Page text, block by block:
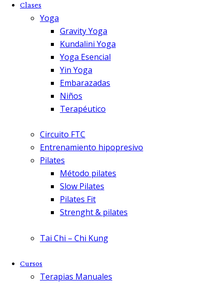
Clases
Yoga
Gravity Yoga
Kundalini Yoga
Yoga Esencial
Yin Yoga
Embarazadas
Niños
Terapéutico
Circuito FTC
Entrenamiento hipopresivo
Pilates
Método pilates
Slow Pilates
Pilates Fit
Strenght & pilates
Tai Chi – Chi Kung
Cursos
Terapias Manuales